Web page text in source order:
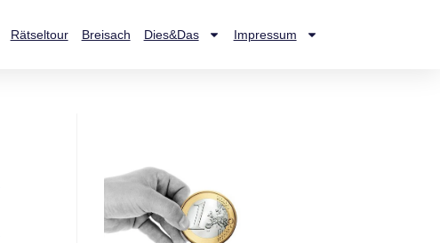
Rätseltour Breisach Dies&Das Impressum